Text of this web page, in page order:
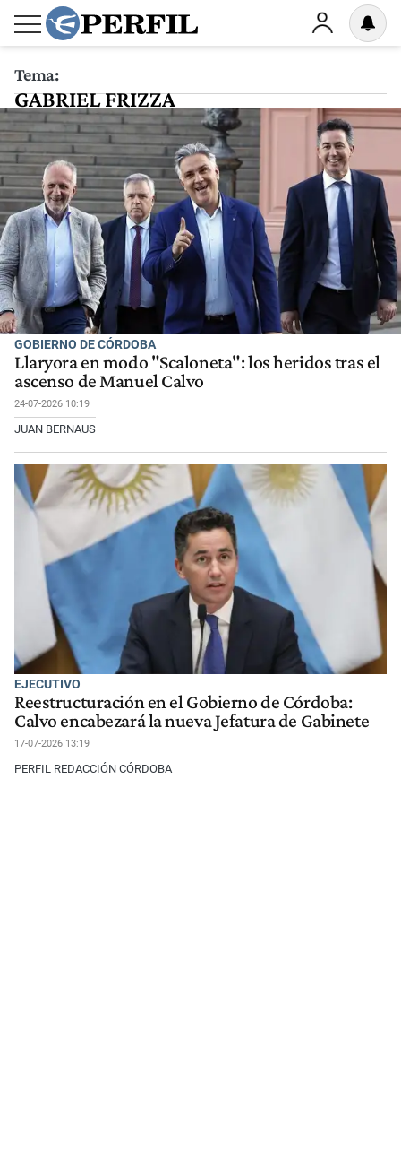
Tema:
GABRIEL FRIZZA
GOBIERNO DE CÓRDOBA
Llaryora en modo "Scaloneta": los heridos tras el
ascenso de Manuel Calvo
24-07-2026 10:19
JUAN BERNAUS
EJECUTIVO
Reestructuración en el Gobierno de Córdoba:
Calvo encabezará la nueva Jefatura de Gabinete
17-07-2026 13:19
PERFIL REDACCIÓN CÓRDOBA